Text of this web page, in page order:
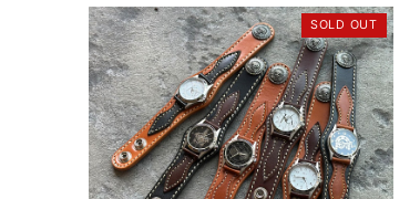
SOLD OUT